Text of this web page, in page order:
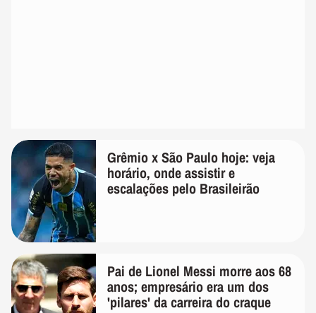
Grêmio x São Paulo hoje: veja
horário, onde assistir e
escalações pelo Brasileirão
Pai de Lionel Messi morre aos 68
anos; empresário era um dos
'pilares' da carreira do craque